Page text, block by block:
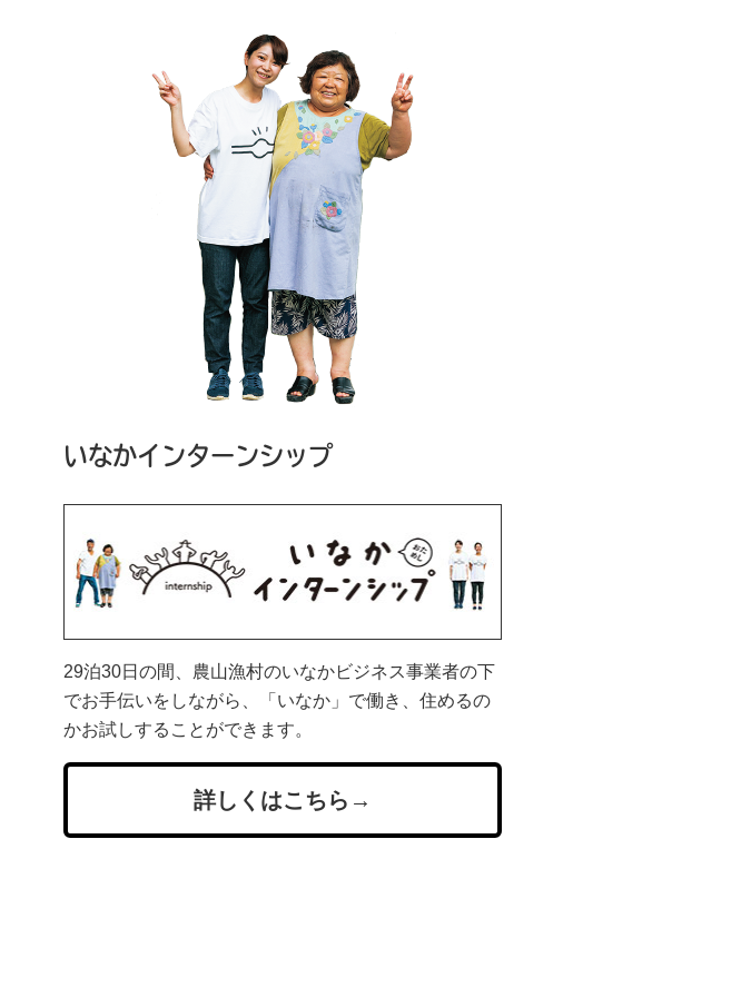
いなかインターンシップ
29泊30日の間、農山漁村のいなかビジネス事業者の下
でお手伝いをしながら、「いなか」で働き、住めるの
かお試しすることができます。
詳しくはこちら→